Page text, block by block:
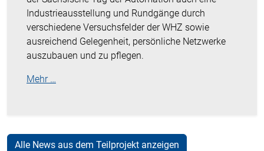
Industrieausstellung und Rundgänge durch
verschiedene Versuchsfelder der WHZ sowie
ausreichend Gelegenheit, persönliche Netzwerke
auszubauen und zu pflegen.
Mehr …
Alle News aus dem Teilprojekt anzeigen